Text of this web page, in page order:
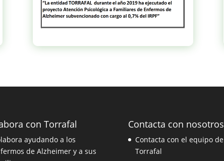
con Torrafal
ayudando a los
de Alzheimer y a sus
Contacta con nosotros
Contacta con el equipo de
Torrafal